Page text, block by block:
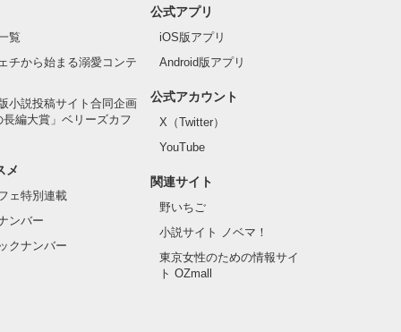
覧
チから始まる溺愛コンテ
小説投稿サイト合同企画
長編大賞」ベリーズカフ
メ
ェ特別連載
ンバー
クナンバー
公式アプリ
iOS版アプリ
Android版アプリ
公式アカウント
X（Twitter）
YouTube
関連サイト
野いちご
小説サイト ノベマ！
東京女性のための情報サイ
ト OZmall